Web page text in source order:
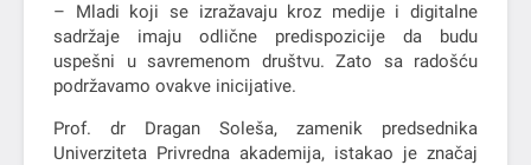
– Mladi koji se izražavaju kroz medije i digitalne
sadržaje imaju odlične predispozicije da budu
uspešni u savremenom društvu. Zato sa radošću
podržavamo ovakve inicijative.
Prof. dr Dragan Soleša, zamenik predsednika
Univerziteta Privredna akademija, istakao je značaj